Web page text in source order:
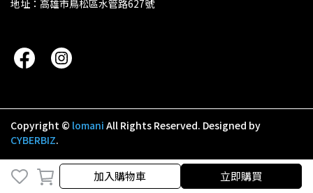
加入購物車 立即購買
地址：高雄市鳥松區水管路627號
Copyright © lomani All Rights Reserved. Designed by
CYBERBIZ.